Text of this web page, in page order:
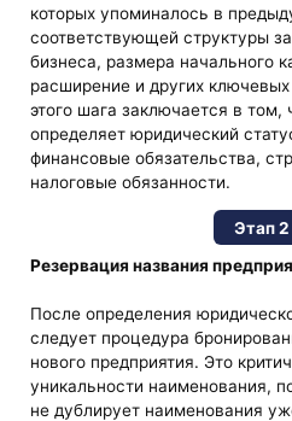
которых упоминалось в
соответствующей структуры
бизнеса, размера начального
расширение и других
этого шага заключается в
определяет юридический
финансовые обязательства,
налоговые обязанности.
Этап 2
Резервация названия
После определения
следует процедура
нового предприятия. Это
уникальности наименования,
не дублирует наименования